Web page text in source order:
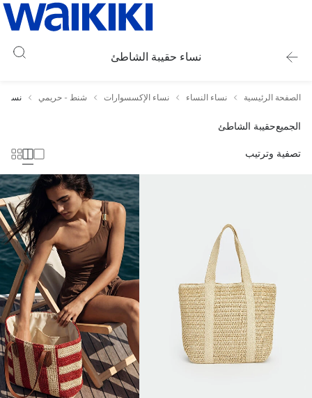
نساء حقيبة الشاطئ
الصفحة الرئيسية نساء النساء نساء الإكسسوارات شنط - حريمي نساء
الجميعحقيبة الشاطئ
تصفية وترتيب